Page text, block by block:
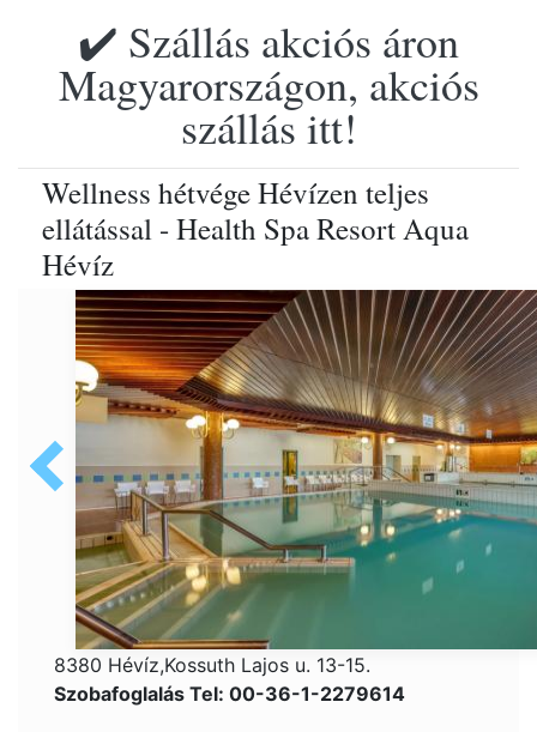
✔️ Szállás akciós áron
Magyarországon, akciós
szállás itt!
Wellness hétvége Hévízen teljes
ellátással - Health Spa Resort Aqua
Hévíz
8380 Hévíz,Kossuth Lajos u. 13-15.
Szobafoglalás Tel: 00-36-1-2279614